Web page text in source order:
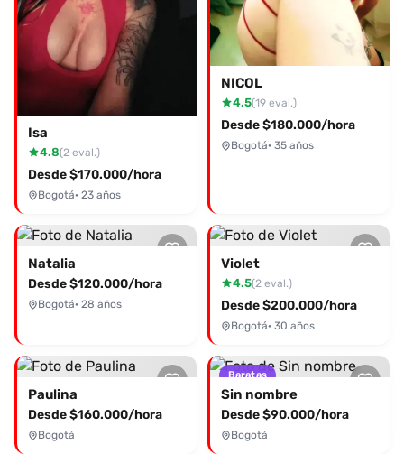
Isa
4.8(2 eval.)
Desde $170.000/hora
Bogotá· 23 años
NICOL
4.5(19 eval.)
Desde $180.000/hora
Bogotá· 35 años
Natalia
Desde $120.000/hora
Bogotá· 28 años
Violet
4.5(2 eval.)
Desde $200.000/hora
Bogotá· 30 años
Paulina
Desde $160.000/hora
Bogotá
Baratas
Sin nombre
Desde $90.000/hora
Bogotá